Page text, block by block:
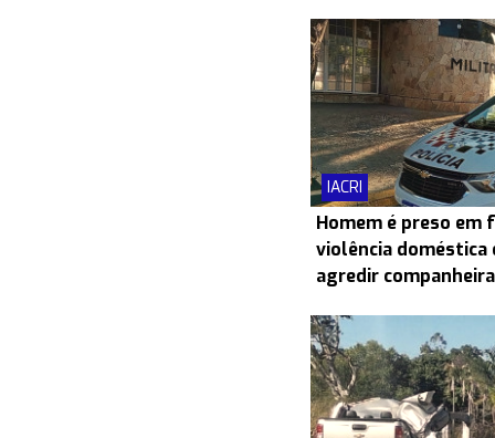
IACRI
Homem é preso
violência doméstica
agredir